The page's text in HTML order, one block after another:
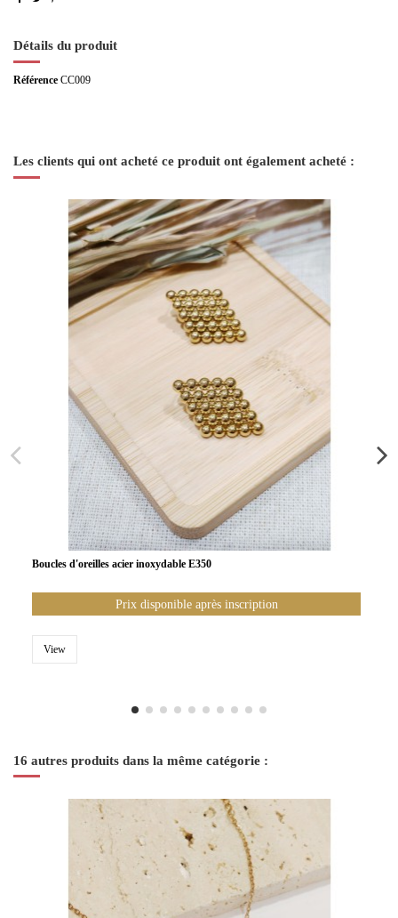
Détails du produit
Référence CC009
Les clients qui ont acheté ce produit ont également acheté :
Boucles d'oreilles acier inoxydable E350
Prix disponible après inscription
View
16 autres produits dans la même catégorie :